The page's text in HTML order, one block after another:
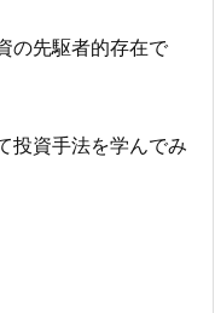
の先駆者的存在で
投資手法を学んでみ